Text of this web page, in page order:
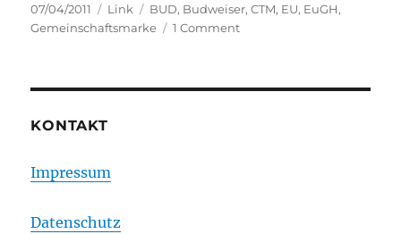
Posted
on
07/04/2011 Categories
Link Tags
BUD, Budweiser,CTM, EU, EuGH,
Gemeinschaftsmarke
1 Commenton
KONTAKT
Impressum
Datenschutz